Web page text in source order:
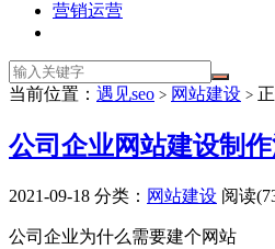
营销运营
当前位置： 遇见seo > 网站建设 >
公司企业网站建设制
2021-09-18 分类： 网站建设 阅读
公司企业为什么需要建个网站